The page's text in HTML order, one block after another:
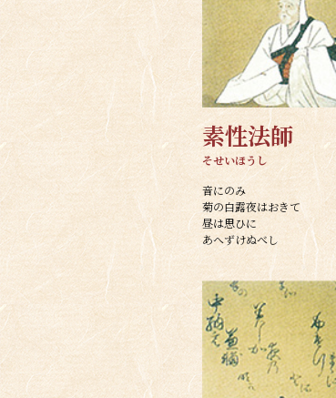
素性法師
そせいほうし
音にのみ
菊の白露夜はおきて
昼は思ひに
あへずけぬべし